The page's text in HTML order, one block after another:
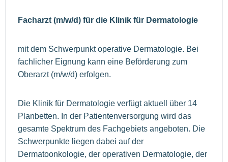
Facharzt (m/w/d) für die Klinik für Dermatologie
mit dem Schwerpunkt operative Dermatologie. Bei
fachlicher Eignung kann eine Beförderung zum
Oberarzt (m/w/d) erfolgen.
Die Klinik für Dermatologie verfügt aktuell über 14
Planbetten. In der Patientenversorgung wird das
gesamte Spektrum des Fachgebiets angeboten. Die
Schwerpunkte liegen dabei auf der
Dermatoonkologie, der operativen Dermatologie, der